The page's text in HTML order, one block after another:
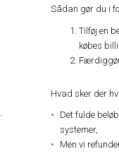
Sådan gør du i
Tilføj en
købes
Hvad sker der
Det fulde
systemer,
Men vi